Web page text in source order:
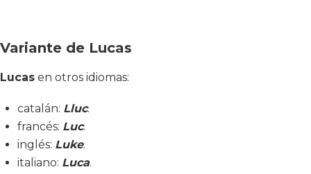
Variante de Lucas
Lucas en otros idiomas:
catalán: Lluc.
francés: Luc.
inglés: Luke.
italiano: Luca.